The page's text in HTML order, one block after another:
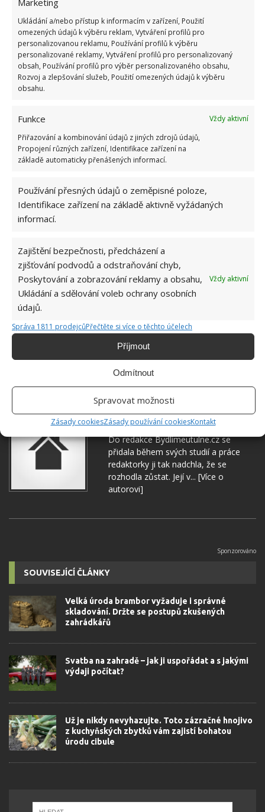
Ukládání a/nebo přístup k informacím v zařízení, Použití
omezených údajů k výběru reklam, Vytváření profilů pro
personalizovanou reklamu, Používání profilů k výběru
personalizované reklamy, Vytváření profilů pro personalizovaný
obsah, Používání profilů pro výběr personalizovaného obsahu,
Rozvoj a zlepšování služeb, Použití omezených údajů k výběru
obsahu.
Funkce
Vždy aktivní
Přiřazování a kombinování údajů z jiných zdrojů údajů,
Propojení různých zařízení, Identifikace zařízení na
základě automaticky přenášených informací.
Používání přesných údajů o zeměpisné poloze,
Identifikace zařízení na základě aktivně vyžádaných
informací.
Zajištění bezpečnosti, předcházení a
zjišťování podvodů a odstraňování chyb,
Poskytování a zobrazování reklamy a obsahu,
Ukládání a sdělování voleb ochrany osobních
údajů.
Vždy aktivní
Správa 1811 prodejcůPřečtěte si více o těchto účelech
Příjmout
Odmítnout
Spravovat možnosti
Zásady cookiesZásady používání cookiesKontakt
Mýdlový roztok s jedlou sodou: proti plísním a
rostlinným chorobám si připravte roztok z 50
gramů jedlé sody, 10 litrů vody a 50 gramů
mýdla.
Zdroj: GardeningKnowHow
PĚSTOVÁNÍ
Hana Musilová
Do redakce Bydlimeutulne.cz se
přidala během svých studií a práce
redaktorky ji tak nadchla, že se
rozhodla zůstat. Její v... [Více o
autorovi]
SOUVISEJÍCÍ ČLÁNKY
Velká úroda brambor vyžaduje i správné
skladování. Držte se postupů zkušených
zahrádkářů
Svatba na zahradě – jak ji uspořádat a s jakými
výdaji počítat?
Už je nikdy nevyhazujte. Toto zázračné hnojivo
z kuchyňských zbytků vám zajistí bohatou
úrodu cibule